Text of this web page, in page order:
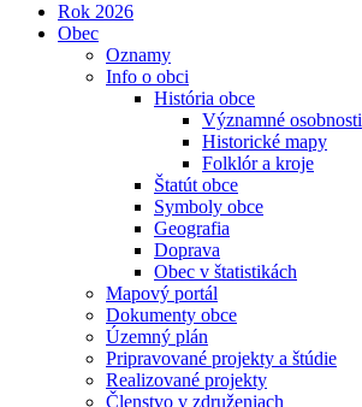
Rok 2026
Obec
Oznamy
Info o obci
História obce
Významné osobnosti
Historické mapy
Folklór a kroje
Štatút obce
Symboly obce
Geografia
Doprava
Obec v štatistikách
Mapový portál
Dokumenty obce
Územný plán
Pripravované projekty a štúdie
Realizované projekty
Členstvo v združeniach